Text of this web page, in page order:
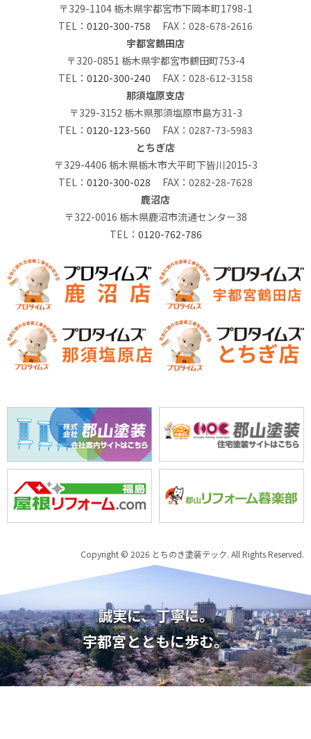
〒329-1104 栃木県宇都宮市下岡本町1798-1
TEL： 0120-300-758 FAX：028-678-2616
宇都宮鶴田店
〒320-0851 栃木県宇都宮市鶴田町753-4
TEL： 0120-300-240 FAX：028-612-3158
那須塩原支店
〒329-3152 栃木県那須塩原市島方31-3
TEL： 0120-123-560 FAX：0287-73-5983
とちぎ店
〒329-4406 栃木県栃木市大平町下皆川2015-3
TEL： 0120-300-028 FAX：0282-28-7628
鹿沼店
〒322-0016 栃木県鹿沼市流通センター38
TEL： 0120-762-786
Copyright © 2026 とちのき塗装テック. All Rights Reserved.
誠実に、丁寧に。
宇都宮とともに歩む。